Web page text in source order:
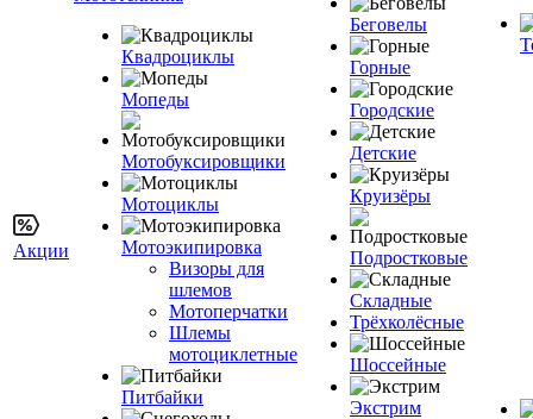
Акции
Квадроциклы
Мопеды
Мотобуксировщики
Мотоциклы
Мотоэкипировка
Визоры для
шлемов
Мотоперчатки
Шлемы
мотоциклетные
Питбайки
Беговелы
Горные
Городские
Детские
Круизёры
Подростковые
Складные
Трёхколёсные
Шоссейные
Экстрим